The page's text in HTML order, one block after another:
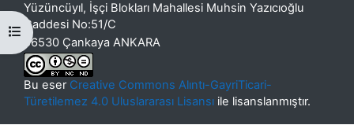
Kurs dizinini aç
Yüzüncüyıl, İşçi Blokları Mahallesi Muhsin Yazıcıoğlu
Caddesi No:51/C
06530 Çankaya ANKARA
Bu eser Creative Commons Alıntı-GayriTicari-
Türetilemez 4.0 Uluslararası Lisansı ile lisanslanmıştır.